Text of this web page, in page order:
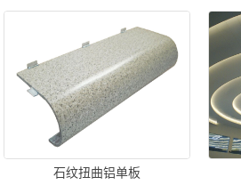
石纹扭曲铝单板